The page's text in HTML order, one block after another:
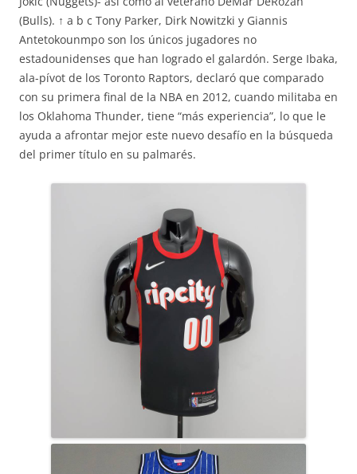
(Bulls). ↑ a b c Tony Parker, Dirk Nowitzki y Giannis
Antetokounmpo son los únicos jugadores no
estadounidenses que han logrado el galardón. Serge Ibaka,
ala-pívot de los Toronto Raptors, declaró que comparado
con su primera final de la NBA en 2012, cuando militaba en
los Oklahoma Thunder, tiene “más experiencia”, lo que le
ayuda a afrontar mejor este nuevo desafío en la búsqueda
del primer título en su palmarés.